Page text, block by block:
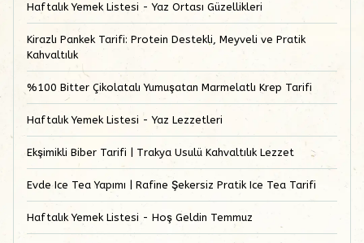
Haftalık Yemek Listesi - Yaz Ortası Güzellikleri
Kirazlı Pankek Tarifi: Protein Destekli, Meyveli ve Pratik
Kahvaltılık
%100 Bitter Çikolatalı Yumuşatan Marmelatlı Krep Tarifi
Haftalık Yemek Listesi - Yaz Lezzetleri
Ekşimikli Biber Tarifi | Trakya Usulü Kahvaltılık Lezzet
Evde Ice Tea Yapımı | Rafine Şekersiz Pratik Ice Tea Tarifi
Haftalık Yemek Listesi - Hoş Geldin Temmuz